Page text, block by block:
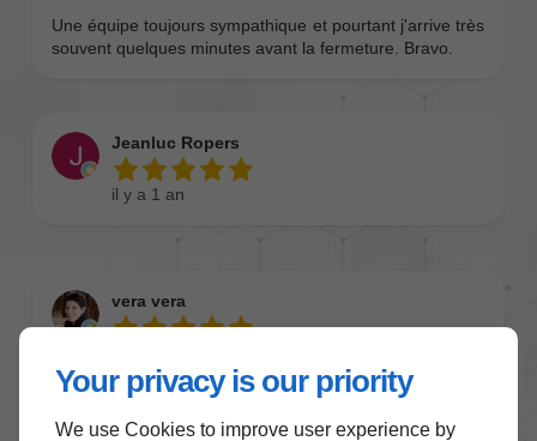
Your privacy is our priority
We use Cookies to improve user experience by